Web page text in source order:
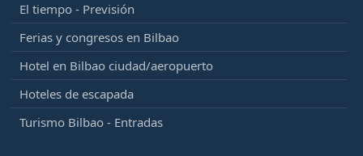
El tiempo - Previsión
Ferias y congresos en Bilbao
Hotel en Bilbao ciudad/aeropuerto
Hoteles de escapada
Turismo Bilbao - Entradas